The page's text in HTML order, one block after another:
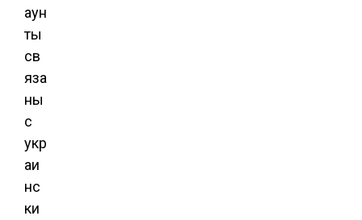
аун
ты
св
яза
ны
с
укр
аи
нс
ки